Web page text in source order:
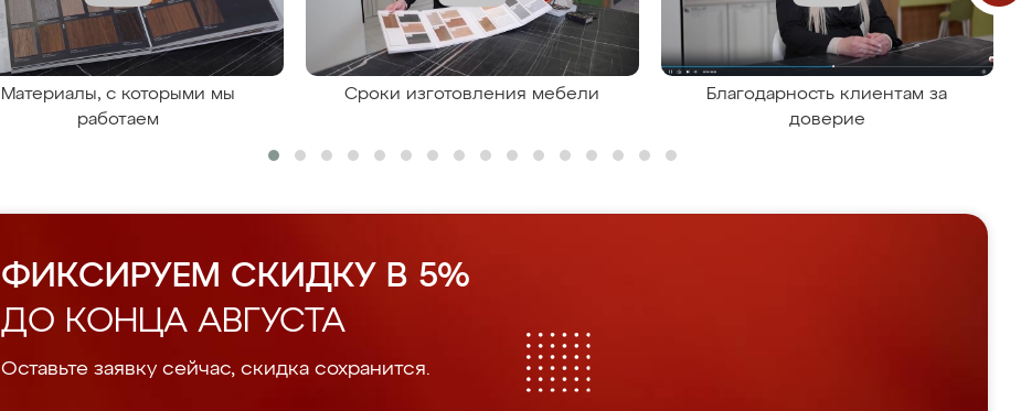
Материалы, с которыми мы
работаем
Сроки изготовления мебели
Благодарность клиентам за
доверие
ФИКСИРУЕМ СКИДКУ В 5%
ДО КОНЦА АВГУСТА
Оставьте заявку сейчас, скидка сохранится.